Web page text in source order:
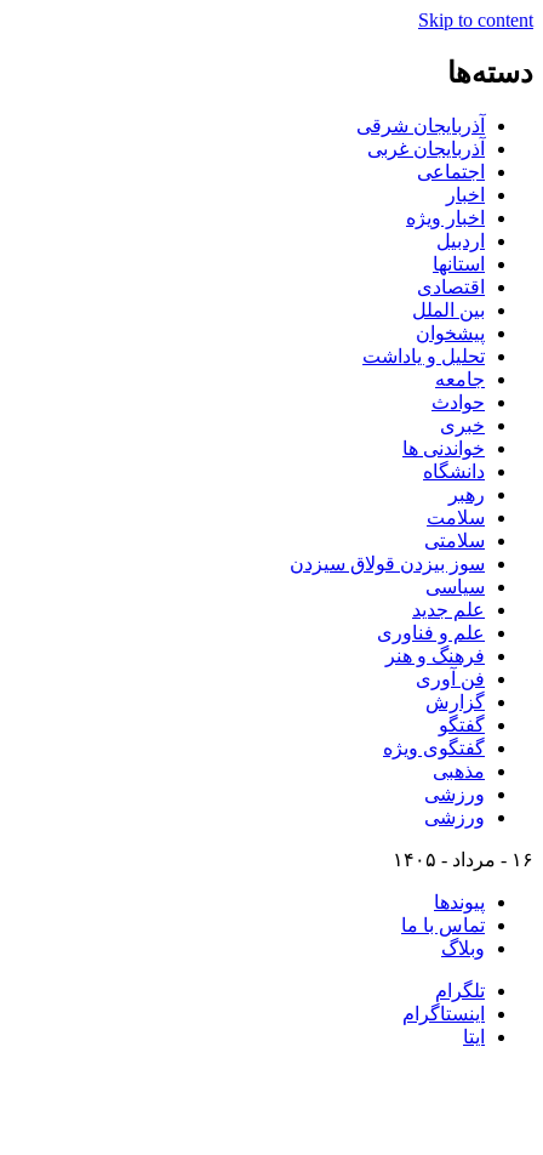
Skip to content
دسته‌ها
آذربایجان شرقی
آذربایجان غربی
اجتماعی
اخبار
اخبار ویژه
اردبیل
استانها
اقتصادی
بین الملل
پیشخوان
تحلیل و یاداشت
جامعه
حوادث
خبری
خواندنی ها
دانشگاه
رهبر
سلامت
سلامتی
سوز بیزدن قولاق سیزدن
سیاسی
علم جدید
علم و فناوری
فرهنگ و هنر
فن آوری
گزارش
گفتگو
گفتگوی ویژه
مذهبی
ورزشی
ورزشی
۱۶ - مرداد - ۱۴۰۵
پیوندها
تماس با ما
وبلاگ
تلگرام
اینستاگرام
ایتا